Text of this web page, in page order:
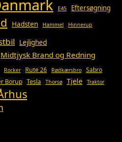
E45 Eftersøgning
Hadsten Hammel Hinnerup
Lejlighed
Midtjysk Brand og Redning
Rocker Rute 26 Rødkærsbro
Sabro
Borup Tesla Thorsø Tjele Traktor